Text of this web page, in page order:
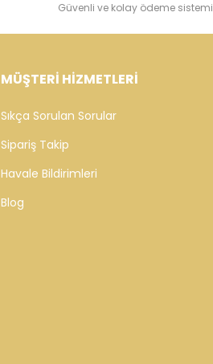
Güvenli ve kolay ödeme sistemi
MÜŞTERİ HİZMETLERİ
Sıkça Sorulan Sorular
Sipariş Takip
Havale Bildirimleri
Blog